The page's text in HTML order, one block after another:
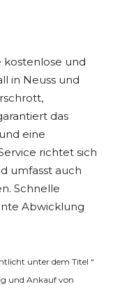
und
in Neuss und
das
eine
richtet sich
umfasst auch
Schnelle
Abwicklung
unter dem Titel “
und Ankauf von